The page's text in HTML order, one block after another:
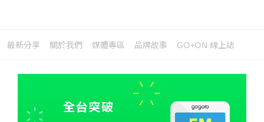
最新分享 關於我們 媒體專區 品牌故事 GO+ON 線上誌